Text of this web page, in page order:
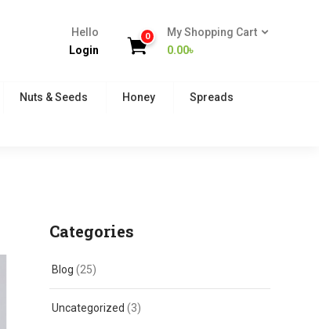
Hello
Login
0
My Shopping Cart
0.00৳
Nuts & Seeds Honey Spreads
Categories
Blog (25)
Uncategorized (3)